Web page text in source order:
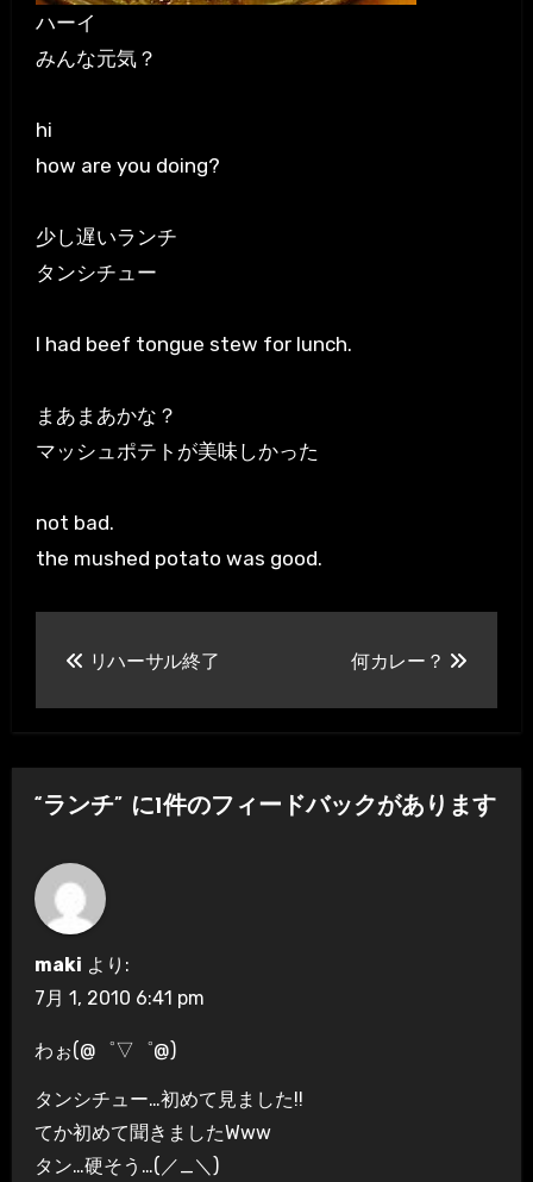
ハーイ
みんな元気？
hi
how are you doing?
少し遅いランチ
タンシチュー
I had beef tongue stew for lunch.
まあまあかな？
マッシュポテトが美味しかった
not bad.
the mushed potato was good.
ビ
ゲ
ー
シ
ョ
リハーサル終了 何カレー？
“ランチ” に1件のフィードバックがあります
maki より:
7月 1, 2010 6:41 pm
わぉ(@゜▽゜@)
タンシチュー…初めて見ました!!
てか初めて聞きましたWww
タン…硬そう…(／_＼)